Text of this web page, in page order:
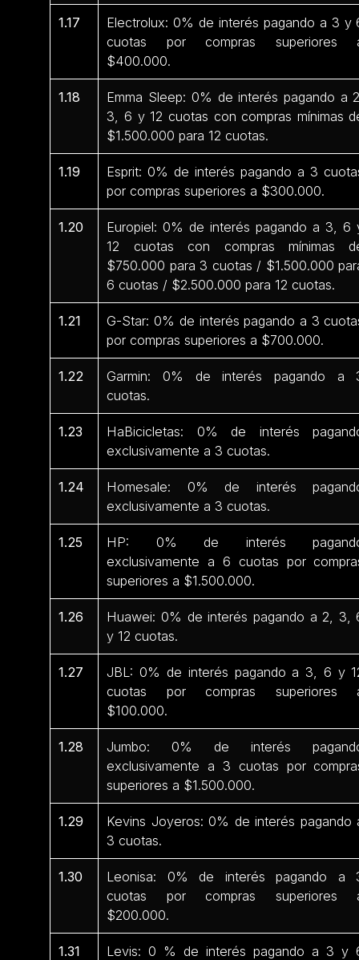
1.17
Electrolux: 0% de interés pagando a 3 y
cuotas por compras superiores
$400.000.
1.18
Emma Sleep: 0% de interés pagando a
3, 6 y 12 cuotas con compras mínimas
$1.500.000 para 12 cuotas.
1.19
Esprit: 0% de interés pagando a 3
por compras superiores a $300.000.
1.20
Europiel: 0% de interés pagando a 3, 6
12 cuotas con compras mínimas
$750.000 para 3 cuotas / $1.500.000
6 cuotas / $2.500.000 para 12 cuotas.
1.21
G-Star: 0% de interés pagando a 3
por compras superiores a $700.000.
1.22
Garmin: 0% de interés pagando a
cuotas.
1.23
HaBicicletas: 0% de interés
exclusivamente a 3 cuotas.
1.24
Homesale: 0% de interés
exclusivamente a 3 cuotas.
1.25
HP: 0% de interés
exclusivamente a 6 cuotas por
superiores a $1.500.000.
1.26
Huawei: 0% de interés pagando a 2, 3,
y 12 cuotas.
1.27
JBL: 0% de interés pagando a 3, 6 y
cuotas por compras superiores
$100.000.
1.28
Jumbo: 0% de interés
exclusivamente a 3 cuotas por
superiores a $1.500.000.
1.29
Kevins Joyeros: 0% de interés pagando
3 cuotas.
1.30
Leonisa: 0% de interés pagando a
cuotas por compras superiores
$200.000.
1.31
Levis: 0 % de interés pagando a 3 y